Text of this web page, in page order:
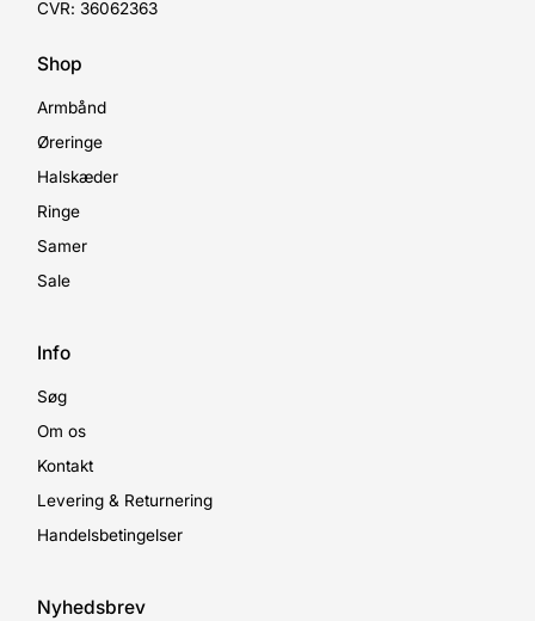
CVR: 36062363
Shop
Armbånd
Øreringe
Halskæder
Ringe
Samer
Sale
Info
Søg
Om os
Kontakt
Levering & Returnering
Handelsbetingelser
Nyhedsbrev